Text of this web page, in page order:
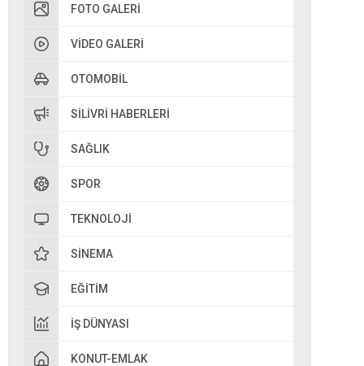
FOTO GALERI
VIDEO GALERI
OTOMOBIL
SILIVRI HABERLERI
SAĞLIK
SPOR
TEKNOLOJI
SINEMA
EĞITIM
İŞ DÜNYASI
KONUT-EMLAK